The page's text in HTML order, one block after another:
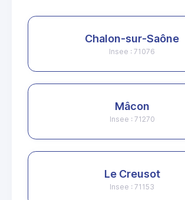
Chalon-sur-Saône
Insee : 71076
Mâcon
Insee : 71270
Le Creusot
Insee : 71153